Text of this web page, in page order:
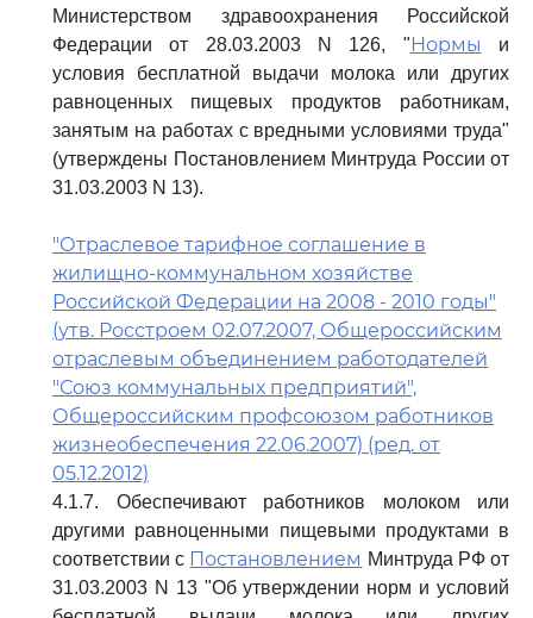
Министерством здравоохранения Российской
Федерации от 28.03.2003 N 126, "Нормы и
условия бесплатной выдачи молока или других
равноценных пищевых продуктов работникам,
занятым на работах с вредными условиями труда"
(утверждены Постановлением Минтруда России от
31.03.2003 N 13).
"Отраслевое тарифное соглашение в
жилищно-коммунальном хозяйстве
Российской Федерации на 2008 - 2010 годы"
(утв. Росстроем 02.07.2007, Общероссийским
отраслевым объединением работодателей
"Союз коммунальных предприятий",
Общероссийским профсоюзом работников
жизнеобеспечения 22.06.2007) (ред. от
05.12.2012)
4.1.7. Обеспечивают работников молоком или
другими равноценными пищевыми продуктами в
соответствии с Постановлением Минтруда РФ от
31.03.2003 N 13 "Об утверждении норм и условий